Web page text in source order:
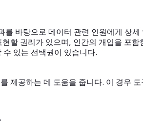
바탕으로 데이터 관련 인원에게 상세
할 권리가 있으며, 인간의 개입을 포함
있는 선택권이 있습니다.
제공하는 데 도움을 줍니다. 이 경우